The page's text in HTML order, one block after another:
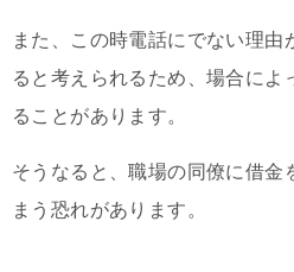
また、この時電話にでない理由
ると考えられるため、場合によ
ることがあります。
そうなると、職場の同僚に借金
まう恐れがあります。